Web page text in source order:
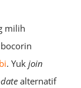
milih
. Yuk join
alternatif